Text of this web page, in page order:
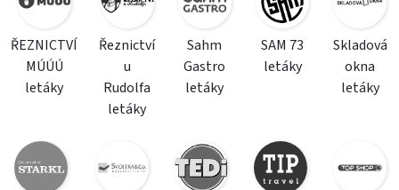
ŘEZNICTVÍ
MÚÚÚ
letáky
Řeznictví
u
Rudolfa
letáky
Sahm
Gastro
letáky
SAM 73
letáky
Skladová
okna
letáky